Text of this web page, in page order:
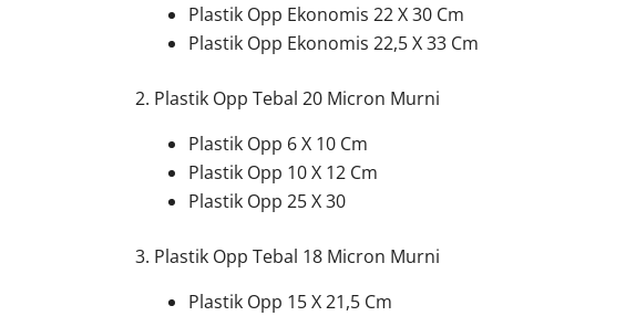
Plastik Opp Ekonomis 22 X 30 Cm
Plastik Opp Ekonomis 22,5 X 33 Cm
2. Plastik Opp Tebal 20 Micron Murni
Plastik Opp 6 X 10 Cm
Plastik Opp 10 X 12 Cm
Plastik Opp 25 X 30
3. Plastik Opp Tebal 18 Micron Murni
Plastik Opp 15 X 21,5 Cm